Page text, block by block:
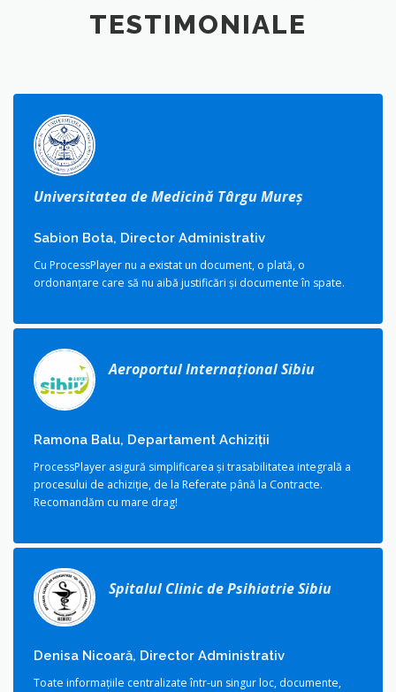
TESTIMONIALE
Universitatea de Medicină Târgu Mureș
Sabion Bota, Director Administrativ
Cu ProcessPlayer nu a existat un document, o plată, o
ordonanţare care să nu aibă justificări şi documente în spate.
Aeroportul Internațional Sibiu
Ramona Balu, Departament Achiziții
ProcessPlayer asigură simplificarea şi trasabilitatea integrală a
procesului de achiziţie, de la Referate până la Contracte.
Recomandăm cu mare drag!
Spitalul Clinic de Psihiatrie Sibiu
Denisa Nicoară, Director Administrativ
Toate informaţiile centralizate într-un singur loc, documente,